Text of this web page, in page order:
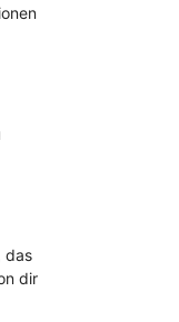
das
dir